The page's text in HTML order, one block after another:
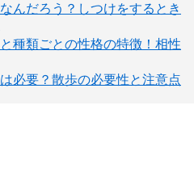
んだろう？しつけをするとき
種類ごとの性格の特徴！相性
必要？散歩の必要性と注意点